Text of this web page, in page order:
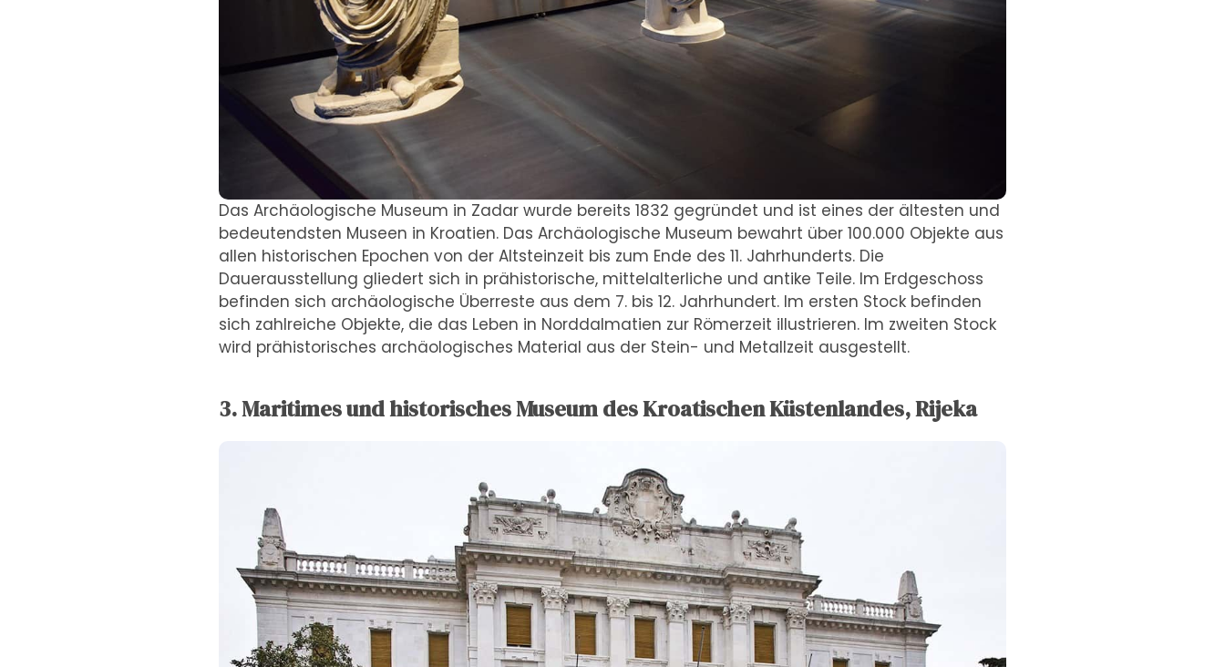
Das Archäologische Museum in Zadar wurde bereits 1832 gegründet und ist eines der ältesten und
bedeutendsten Museen in Kroatien. Das Archäologische Museum bewahrt über 100.000 Objekte aus
allen historischen Epochen von der Altsteinzeit bis zum Ende des 11. Jahrhunderts. Die
Dauerausstellung gliedert sich in prähistorische, mittelalterliche und antike Teile. Im Erdgeschoss
befinden sich archäologische Überreste aus dem 7. bis 12. Jahrhundert. Im ersten Stock befinden
sich zahlreiche Objekte, die das Leben in Norddalmatien zur Römerzeit illustrieren. Im zweiten Stock
wird prähistorisches archäologisches Material aus der Stein- und Metallzeit ausgestellt.
3. Maritimes und historisches Museum des Kroatischen Küstenlandes, Rijeka